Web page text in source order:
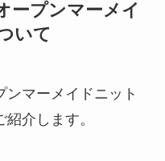
ープンマーメイ
いて
ンマーメイドニット
介します。